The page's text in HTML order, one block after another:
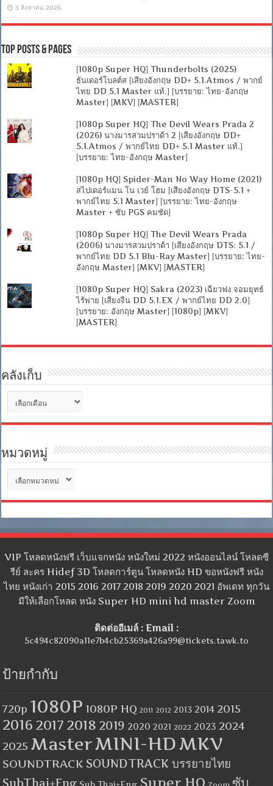
3 สิงหาคม 2026
Top Posts & Pages
[1080p Super HQ] Thunderbolts (2025)
ธันเดอร์โบลต์ส [เสียงอังกฤษ DD+ 5.1.Atmos / พากย์
ไทย DD 5.1 Master แท้.] [บรรยาย: ไทย-อังกฤษ
Master] [MKV] [MASTER]
[1080p Super HQ] The Devil Wears Prada 2
(2026) นางมารสวมปราด้า 2 [เสียงอังกฤษ DD+
5.1.Atmos / พากย์ไทย DD+ 5.1 Master แท้.]
[บรรยาย: ไทย-อังกฤษ Master]
[1080p HQ] Spider-Man No Way Home (2021)
สไปเดอร์แมน โน เวย์ โฮม [เสียงอังกฤษ DTS-5.1 +
พากย์ไทย 5.1 Master] [บรรยาย: ไทย-อังกฤษ
Master + ซับ PGS คมชัด]
[1080p Super HQ] The Devil Wears Prada
(2006) นางมารสวมปราด้า [เสียงอังกฤษ DTS: 5.1 /
พากย์ไทย DD 5.1 Blu-Ray Master] [บรรยาย: ไทย-
อังกฤษ Master] [MKV] [MASTER]
[1080p Super HQ] Sakra (2023) เฉียวฟง จอมยุทธ์
ไร้พ่าย [เสียงจีน DD 5.1.EX / พากย์ไทย DD 2.0]
[บรรยาย: อังกฤษ Master] [1080p] [MKV]
[MASTER]
คลังเก็บ
เก็บ
หมวดหมู่
หมู่
VIP โหลดหนังฟรี เว็บแจกหนัง หนังใหม่ 2022 หนังออนไลน์ โหลดซี
รีย์ ละคร Hidef 3D โหลดการ์ตูน โหลดหนัง HD ขอหนังฟรี หนัง
ไทย หนังเก่า 2015 2016 2017 2018 2019 2020 2021 อัพเดท ทุกวัน
มีให้เลือกโหลด หนัง Super HD mini hd master Zoom
ติดต่ออีเมล์ : Email :
5c494c82090a11e7b4cb25369a426a99@tickets.tawk.to
ป้ายกำกับ
720p 1080P 1080P HQ 2011 2012 2013 2014 2015
2016 2017 2018 2019 2020 2021 2022 2023 2024
2025 MasterMINI-HDMKV
SOUNDTRACK SOUNDTRACK บรรยายไทย
SubThai+Eng Sub Thai+Eng Super HQ ซับ